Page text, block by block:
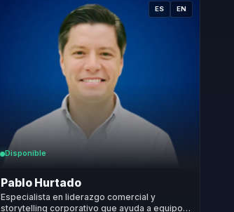
ES EN
Disponible
Pablo Hurtado
Especialista en liderazgo comercial y
storytelling corporativo que ayuda a equipos